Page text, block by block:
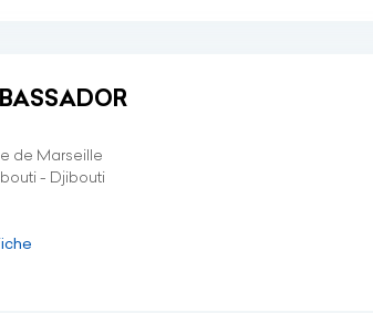
de Marseille
- Djibouti